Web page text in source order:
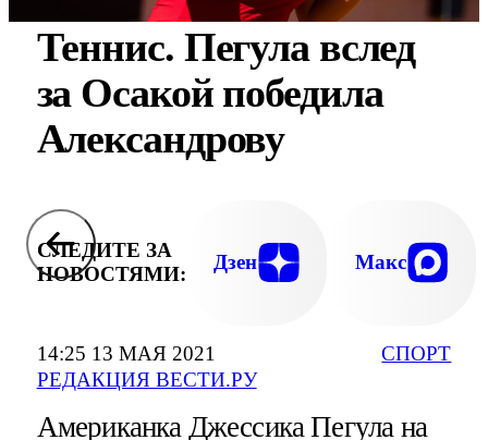
14:25 13 МАЯ 2021
РЕДАКЦИЯ ВЕСТИ.РУ
СПОРТ
Теннис. Пегула вслед
за Осакой победила
Александрову
СЛЕДИТЕ ЗА
НОВОСТЯМИ:
Дзен Макс
Американка Джессика Пегула на